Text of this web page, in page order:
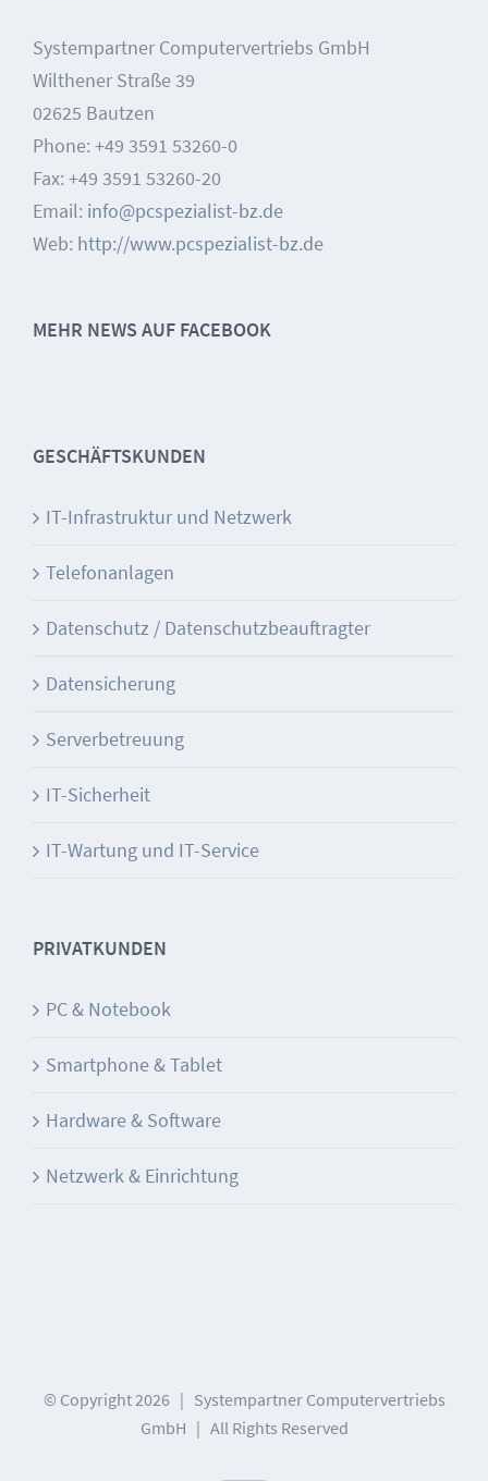
Systempartner Computervertriebs GmbH
Wilthener Straße 39
02625 Bautzen
Phone: +49 3591 53260-0
Fax: +49 3591 53260-20
Email: info@pcspezialist-bz.de
Web: http://www.pcspezialist-bz.de
MEHR NEWS AUF FACEBOOK
GESCHÄFTSKUNDEN
IT-Infrastruktur und Netzwerk
Telefonanlagen
Datenschutz / Datenschutzbeauftragter
Datensicherung
Serverbetreuung
IT-Sicherheit
IT-Wartung und IT-Service
PRIVATKUNDEN
PC & Notebook
Smartphone & Tablet
Hardware & Software
Netzwerk & Einrichtung
© Copyright 2026 | Systempartner Computervertriebs
GmbH | All Rights Reserved